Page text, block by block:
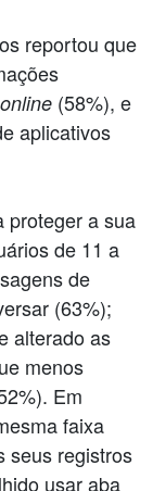
reportou que
online (58%), e
aplicativos
proteger a sua
de 11 a
de
(63%);
alterado as
menos
Em
faixa
seus registros
usar aba